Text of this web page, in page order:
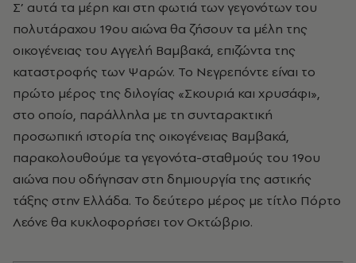
Σ’ αυτά τα μέρη και στη φωτιά των γεγονότων του
πολυτάραχου 19ου αιώνα θα ζήσουν τα µέλη της
οικογένειας του Αγγελή Βαµβακά, επιζώντα της
καταστροφής των Ψαρών. Το Νεγρεπόντε είναι το
πρώτο μέρος της διλογίας «Σκουριά και χρυσάφι»,
στο οποίο, παράλληλα με τη συνταρακτική
προσωπική ιστορία της οικογένειας Βαμβακά,
παρακολουθούμε τα γεγονότα-σταθμούς του 19ου
αιώνα που οδήγησαν στη δημιουργία της αστικής
τάξης στην Ελλάδα. Το δεύτερο μέρος με τίτλο Πόρτο
Λεόνε θα κυκλοφορήσει τον Οκτώβριο.